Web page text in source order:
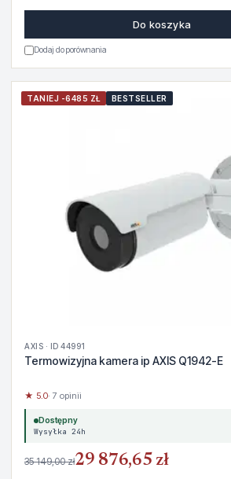
Do koszyka
Dodaj do porównania
TANIEJ -6485 ZŁ BESTSELLER
AXIS · ID 44991
Termowizyjna kamera ip AXIS Q1942-E
★ 5.0· 7 opinii
Dostępny
Wysyłka 24h
35 149,00 zł29 876,65 zł